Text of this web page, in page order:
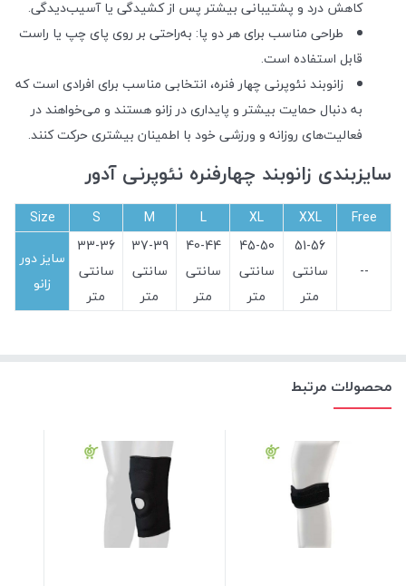
کاهش درد و پشتیبانی بیشتر پس از کشیدگی یا آسیب‌دیدگی.
طراحی مناسب برای هر دو پا: به‌راحتی بر روی پای چپ یا راست
قابل استفاده است.
زانوبند نئوپرنی چهار فنره، انتخابی مناسب برای افرادی است که
به دنبال حمایت بیشتر و پایداری در زانو هستند و می‌خواهند در
فعالیت‌های روزانه و ورزشی خود با اطمینان بیشتری حرکت کنند.
سایزبندی زانوبند چهارفنره نئوپرنی آدور
Free
XXL
XL
L
M
S
Size
--
51-56
سانتی
متر
45-50
سانتی
متر
40-44
سانتی
متر
37-39
سانتی
متر
33-36
سانتی
متر
سایز دور
زانو
محصولات مرتبط